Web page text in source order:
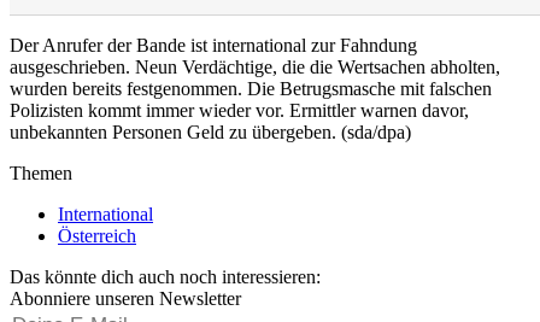
Der Anrufer der Bande ist international zur Fahndung
ausgeschrieben. Neun Verdächtige, die die Wertsachen abholten,
wurden bereits festgenommen. Die Betrugsmasche mit falschen
Polizisten kommt immer wieder vor. Ermittler warnen davor,
unbekannten Personen Geld zu übergeben. (sda/dpa)
Themen
International
Österreich
Das könnte dich auch noch interessieren:
Abonniere unseren Newsletter